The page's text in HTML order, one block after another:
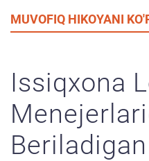
MUVOFIQ HIKOYANI
Issiqxona